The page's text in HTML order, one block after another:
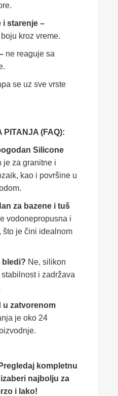
i starenje –
kroz vreme.
ne reaguje sa
se uz sve vrste
PITANJA (FAQ):
Silicone
je za granitne i
kao i površine u
za bazene i tuš
vodonepropusna i
što je čini idealnom
bledi? Ne, silikon
i zadržava
u zatvorenom
je oko 24
kompletnu
najbolju za
i lako!